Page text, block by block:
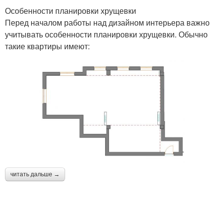
Особенности планировки хрущевки
Перед началом работы над дизайном интерьера важно
учитывать особенности планировки хрущевки. Обычно
такие квартиры имеют:
читать дальше →